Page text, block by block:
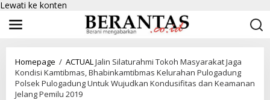
Lewati ke konten
Homepage / ACTUALJalin Silaturahmi Tokoh Masyarakat Jaga
Kondisi Kamtibmas, Bhabinkamtibmas Kelurahan Pulogadung
Polsek Pulogadung Untuk Wujudkan Kondusifitas dan Keamanan
Jelang Pemilu 2019